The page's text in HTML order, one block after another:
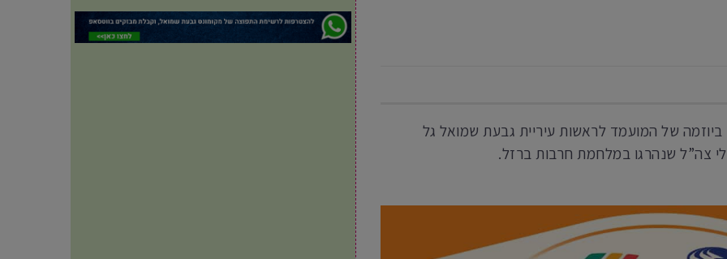
של המועמד לראשות עיריית גבעת שמואל גל
צה”ל שנהרגו במלחמת חרבות ברזל.